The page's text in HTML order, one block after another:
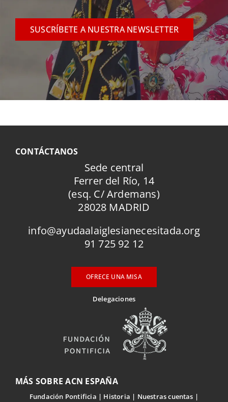
SUSCRÍBETE A NUESTRA NEWSLETTER
CONTÁCTANOS
Sede central
Ferrer del Río, 14
(esq. C/ Ardemans)
28028 MADRID
info@ayudaalaiglesianecesitada.org
91 725 92 12
OFRECE UNA MISA
Delegaciones
MÁS SOBRE ACN ESPAÑA
Fundación Pontificia Historia
Nuestras cuentas